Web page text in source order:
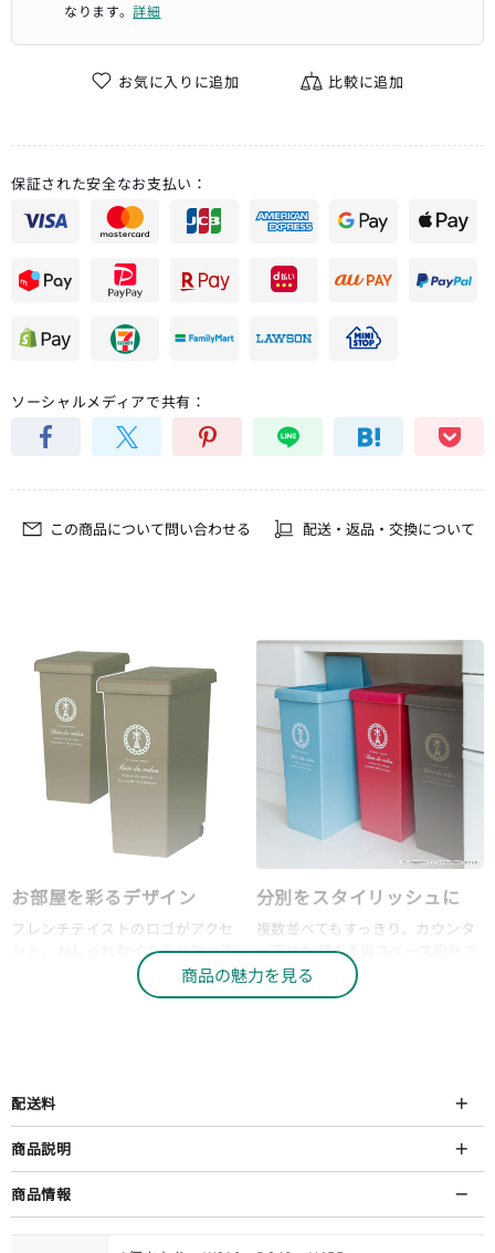
なります。詳細
お気に入りに追加 比較に追加
保証された安全なお支払い：
ソーシャルメディアで共有：
この商品について問い合わせる 配送・返品・交換について
お部屋を彩るデザイン
フレンチテイストのロゴがアクセ
ント、おしゃれなインテリアに溶
分別をスタイリッシュに
複数並べてもすっきり、カウンタ
ー下にも収まる省スペース設計で
す。
商品の魅力を見る
配送料
商品説明
商品情報